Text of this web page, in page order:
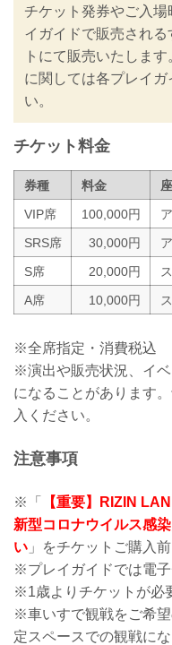
チケット発券やご入
イガイドで販売され
トにて販売いたしま
に関しては各プレイ
い。
チケット料金
券種 料金
VIP席
100,000円
SRS席
30,000円
S席
20,000円
A席
10,000円
※全席指定・消費税込
※演出や販売状況、イ
になることがあります
入ください。
注意事項
※「
【重要】RIZIN
新型コロナウイルス感
い 」をチケットご購入
※プレイガイドでは電子
※1歳よりチケットが必
※車いすで観戦をご希
定スペースでの観戦にな